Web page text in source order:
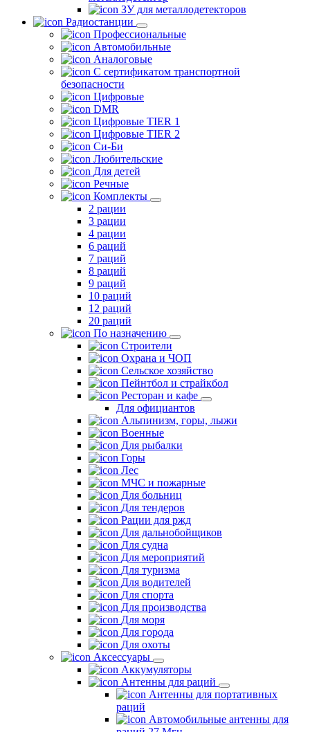
ЗУ для металлодетекторов
Радиостанции
Профессиональные
Автомобильные
Аналоговые
С сертификатом транспортной
безопасности
Цифровые
DMR
Цифровые TIER 1
Цифровые TIER 2
Си-Би
Любительские
Для детей
Речные
Комплекты
2 рации
3 рации
4 рации
6 раций
7 раций
8 раций
9 раций
10 раций
12 раций
20 раций
По назначению
Строители
Охрана и ЧОП
Сельское хозяйство
Пейнтбол и страйкбол
Ресторан и кафе
Для официантов
Альпинизм, горы, лыжи
Военные
Для рыбалки
Горы
Лес
МЧС и пожарные
Для больниц
Для тендеров
Рации для ржд
Для дальнобойщиков
Для судна
Для мероприятий
Для туризма
Для водителей
Для спорта
Для производства
Для моря
Для города
Для охоты
Аксессуары
Аккумуляторы
Антенны для раций
Антенны для портативных
раций
Автомобильные антенны для